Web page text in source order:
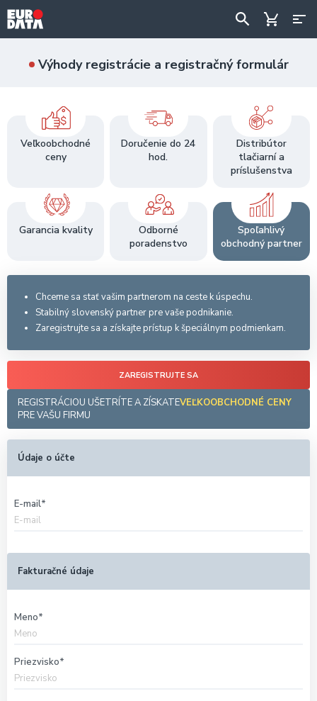
Výhody registrácie a registračný formulár
Veľkoobchodné
ceny
Doručenie do 24
hod.
Distribútor
tlačiarní a
príslušenstva
Garancia kvality
Odborné
poradenstvo
Spoľahlivý
obchodný partner
Chceme sa stať vašim partnerom na ceste k úspechu.
Stabilný slovenský partner pre vaše podnikanie.
Zaregistrujte sa a získajte prístup k špeciálnym podmienkam.
ZAREGISTRUJTE SA
REGISTRÁCIOU UŠETRÍTE A ZÍSKATEVEĽKOOBCHODNÉ CENY
PRE VAŠU FIRMU
Údaje o účte
E-mail
Fakturačné údaje
Meno
Priezvisko